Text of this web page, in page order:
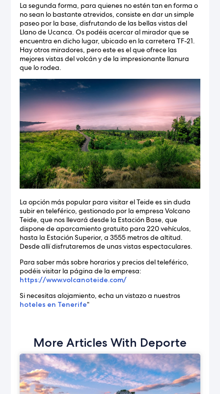
La segunda forma, para quienes no estén tan en forma o
no sean lo bastante atrevidos, consiste en dar un simple
paseo por la base, disfrutando de las bellas vistas del
Llano de Ucanca. Os podéis acercar al mirador que se
encuentra en dicho lugar, ubicado en la carretera TF-21.
Hay otros miradores, pero este es el que ofrece las
mejores vistas del volcán y de la impresionante llanura
que lo rodea.
La opción más popular para visitar el Teide es sin duda
subir en teleférico, gestionado por la empresa Volcano
Teide, que nos llevará desde la Estación Base, que
dispone de aparcamiento gratuito para 220 vehículos,
hasta la Estación Superior, a 3555 metros de altitud.
Desde allí disfrutaremos de unas vistas espectaculares.
Para saber más sobre horarios y precios del teleférico,
podéis visitar la página de la empresa:
https://www.volcanoteide.com/
Si necesitas alojamiento, echa un vistazo a nuestros
hoteles en Tenerife“
More Articles With Deporte